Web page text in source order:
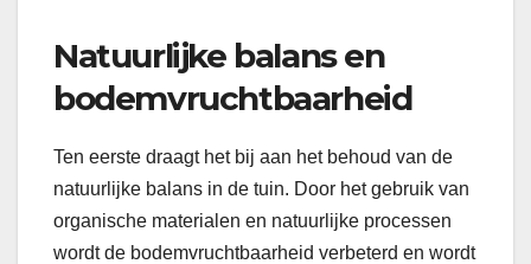
Natuurlijke balans en
bodemvruchtbaarheid
Ten eerste draagt het bij aan het behoud van de
natuurlijke balans in de tuin. Door het gebruik van
organische materialen en natuurlijke processen
wordt de bodemvruchtbaarheid verbeterd en wordt